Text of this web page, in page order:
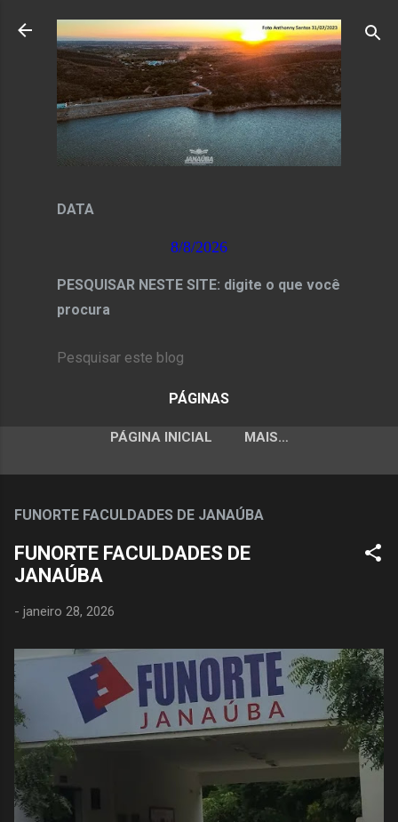
Pular para o conteúdo principal
DATA
8/8/2026
PESQUISAR NESTE SITE: digite o que você
procura
PÁGINAS
PÁGINA INICIAL MAIS…
FUNORTE FACULDADES DE JANAÚBA
FUNORTE FACULDADES DE
JANAÚBA
- janeiro 28, 2026